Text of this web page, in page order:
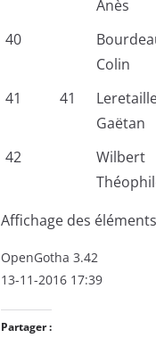
Anès
40
Colin
41 41
Gaëtan
42
Wilbert
Affichage des
OpenGotha 3.42
13-11-2016 17:39
Partager :